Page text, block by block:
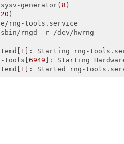
generator(
8 )
)
rng-tools.service
rngd -r /dev/hwrng
1 ]: Starting rng-
tools[6949 ]: Starting
1